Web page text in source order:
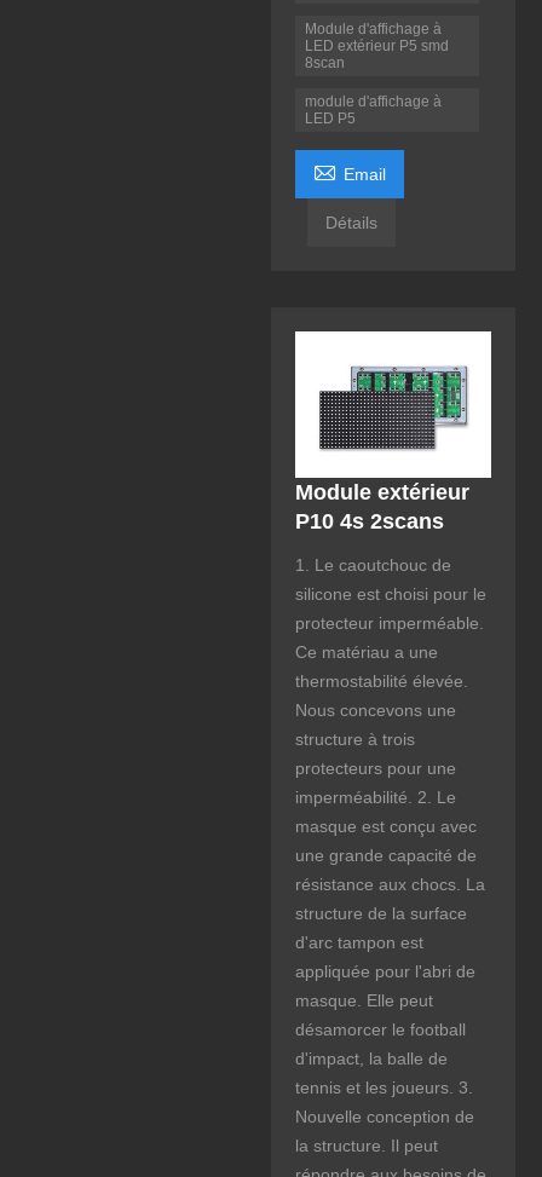
Module d'affichage à
LED extérieur P5 smd
8scan
module d'affichage à
LED P5
 Email
Détails
Module extérieur
P10 4s 2scans
1. Le caoutchouc de
silicone est choisi pour le
protecteur imperméable.
Ce matériau a une
thermostabilité élevée.
Nous concevons une
structure à trois
protecteurs pour une
imperméabilité. 2. Le
masque est conçu avec
une grande capacité de
résistance aux chocs. La
structure de la surface
d'arc tampon est
appliquée pour l'abri de
masque. Elle peut
désamorcer le football
d'impact, la balle de
tennis et les joueurs. 3.
Nouvelle conception de
la structure. Il peut